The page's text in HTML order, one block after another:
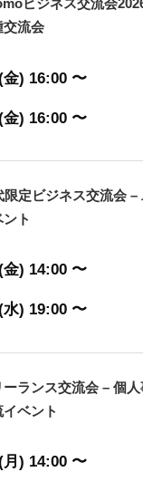
ビジネス交流会
交流会
金) 16:00 〜
金) 16:00 〜
限定ビジネス交流会
ト
金) 14:00 〜
水) 19:00 〜
ーランス交流会 – 個
ベント
月) 14:00 〜